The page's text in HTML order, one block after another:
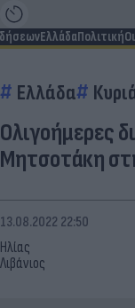
ΕλλάδαΠολιτική
Ελλάδα
Ολιγοήμερες
Μητσοτάκη
Ηλίας
Λιβάνιος
13.08.2022 22:50